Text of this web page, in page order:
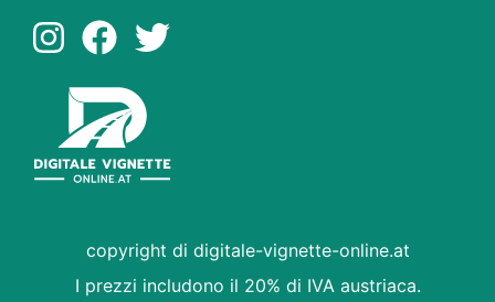
copyright di digitale-vignette-online.at
I prezzi includono il 20% di IVA austriaca.